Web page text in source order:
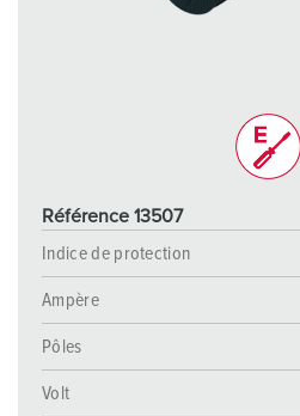
Référence 13507
Indice de protection
Ampère
Pôles
Volt